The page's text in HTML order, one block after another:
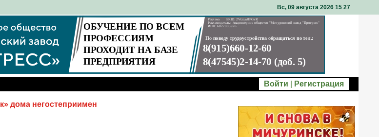
Вс, 09 августа 2026 15 27
Войти Регистрация
дома негостеприимен